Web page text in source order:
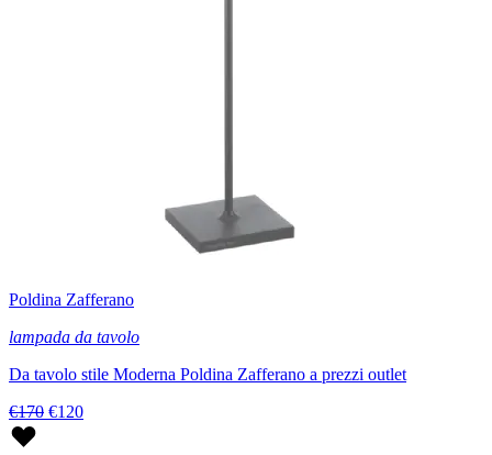
Poldina Zafferano
lampada da tavolo
Da tavolo stile Moderna Poldina Zafferano a prezzi outlet
€170 €120